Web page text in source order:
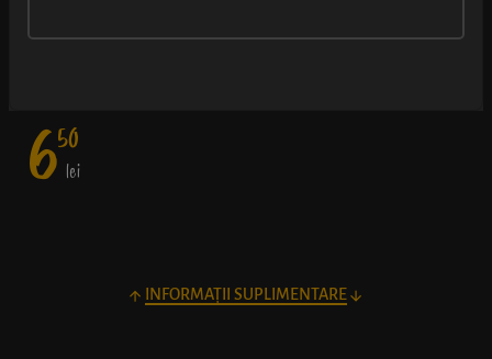
exces de ulei, elastic cât să nu se sfărâme când muști cu poftă, și
650
lei
INFORMAȚII SUPLIMENTARE